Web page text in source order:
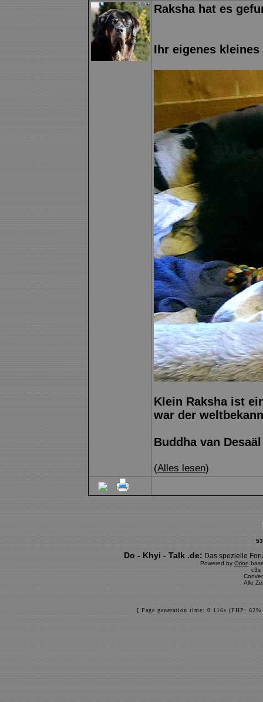
Raksha hat es
Ihr eigenes
Klein Raksha ist
war der
Buddha van Desaäl
(Alles lesen)
Do - Khyi - Talk .de: Das spezielle
Powered by Orion
c3s
Alle
[ Page generation time: 0.116s (PHP: